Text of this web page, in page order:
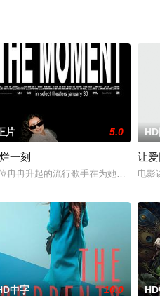
与母亲朱音、妹妹舞一起生活的照
片 5.0
一刻
冉冉升起的流行歌手在为她的巡回演
让
电影
中字 10.0